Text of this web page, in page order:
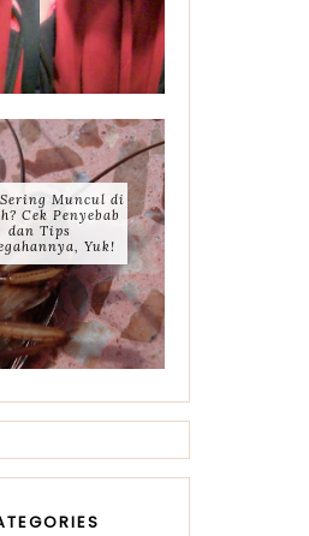
Sering Muncul di
Cek Penyebab
dan Tips
Yuk!